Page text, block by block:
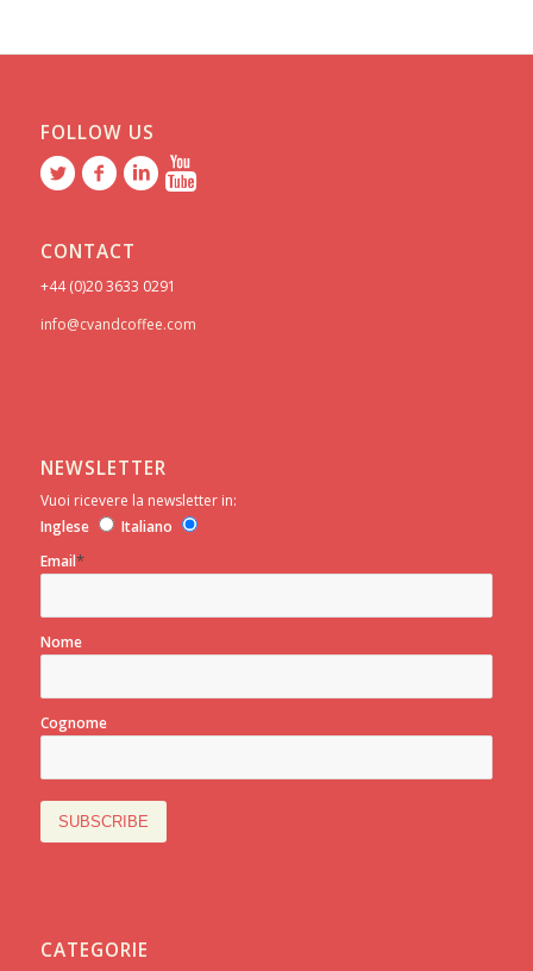
FOLLOW US
CONTACT
+44 (0)20 3633 0291
info@cvandcoffee.com
NEWSLETTER
Vuoi ricevere la newsletter in:
Inglese
Italiano
Email*
Nome
Cognome
CATEGORIE